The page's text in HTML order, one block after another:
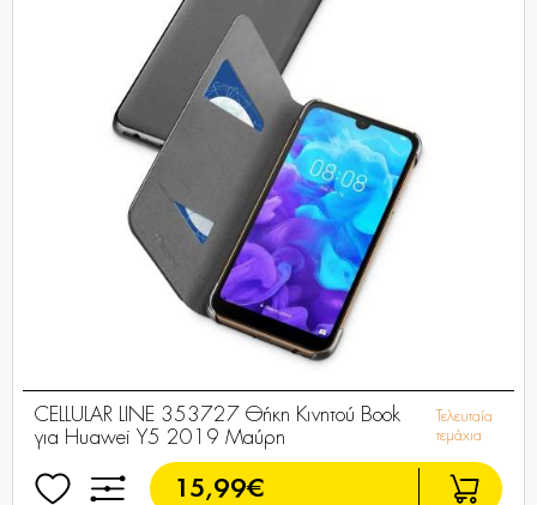
CELLULAR LINE 353727 Θήκη Κινητού Book
για Huawei Y5 2019 Μαύρη
Τελευταία
τεμάχια
15,99€